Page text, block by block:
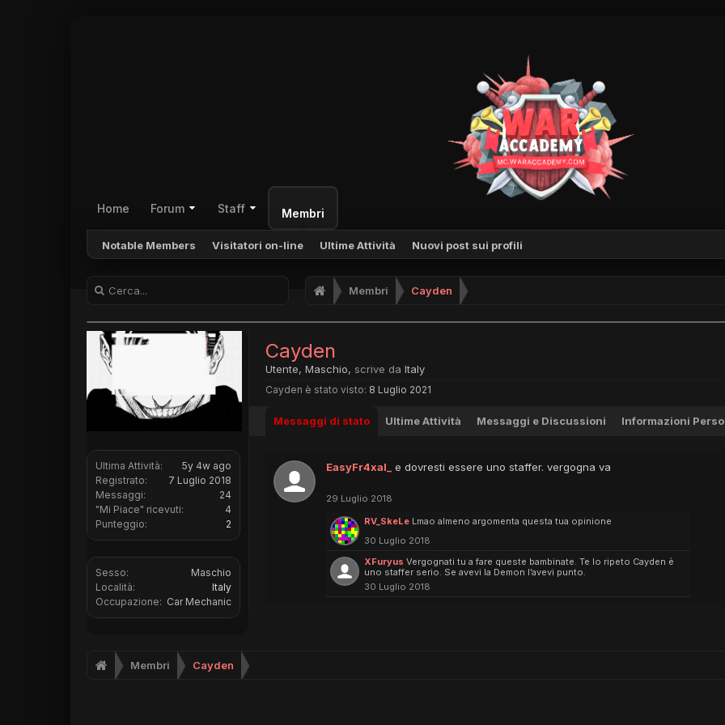
Home Forum Staff Membri
Notable Members Visitatori on-line Ultime Attività Nuovi post sui profili
Membri Cayden
Ultima Attività:
5y 4w ago
Registrato:
7 Luglio 2018
Messaggi:
24
"Mi Piace" ricevuti:
4
Punteggio:
2
Sesso:
Maschio
Località:
Italy
Occupazione: Car Mechanic
Cayden
Utente, Maschio, scrive da Italy
Cayden è stato visto: 8 Luglio 2021
Messaggi di stato Ultime Attività Messaggi e Discussioni Informazioni
EasyFr4xal_ e dovresti essere uno staffer. vergogna va
29 Luglio 2018
RV_SkeLe Lmao almeno argomenta questa tua opinione
30 Luglio 2018
XFuryus Vergognati tu a fare queste bambinate. Te lo ripeto Cayden è
uno staffer serio. Se avevi la Demon l’avevi punto.
30 Luglio 2018
Membri Cayden